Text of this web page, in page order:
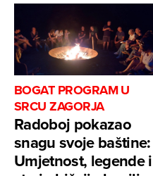
BOGAT PROGRAM U
SRCU ZAGORJA
Radoboj pokazao
snagu svoje baštine:
Umjetnost, legende i